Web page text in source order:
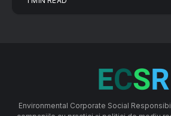
Environmental Corporate Social